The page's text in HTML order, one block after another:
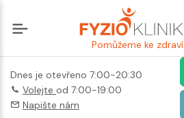
Pomůžeme ke zdraví
Dnes je otevřeno 7:00-20:30
Volejte od 7:00-19:00
Napište nám